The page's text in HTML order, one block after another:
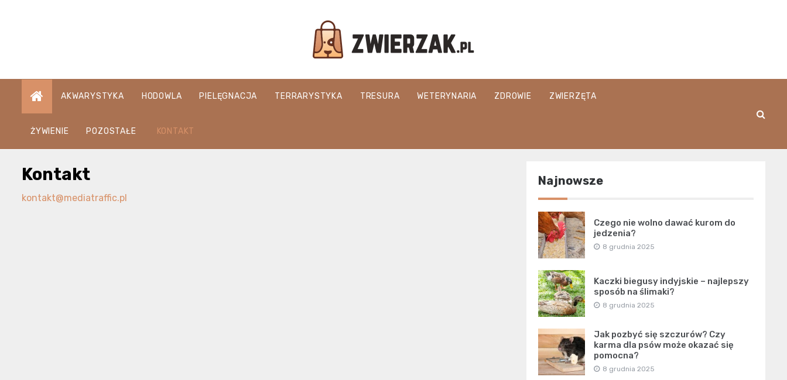
Zwierzak.pl
AKWARYSTYKA HODOWLA PIELĘGNACJA TERRARYSTYKA TRESURA WETERYNARIA ZDROWIE ZWIERZĘTA
ŻYWIENIE POZOSTAŁE KONTAKT
Kontakt
kontakt@mediatraffic.pl
Najnowsze
Czego nie wolno dawać kurom do
jedzenia?
8 grudnia 2025
Kaczki biegusy indyjskie – najlepszy
sposób na ślimaki?
8 grudnia 2025
Jak pozbyć się szczurów? Czy
karma dla psów może okazać się
pomocna?
8 grudnia 2025